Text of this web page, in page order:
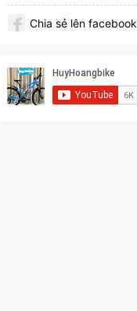
Chia sẻ lên facebook